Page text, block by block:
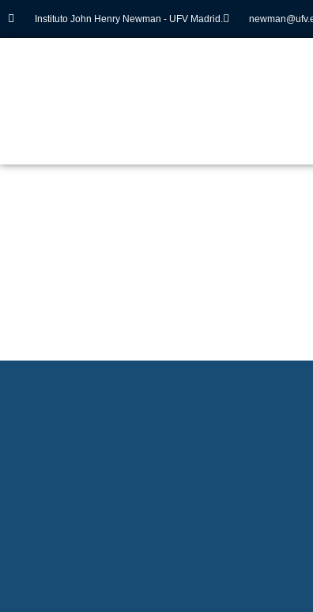
Instituto John Henry Newman - UFV Madrid.